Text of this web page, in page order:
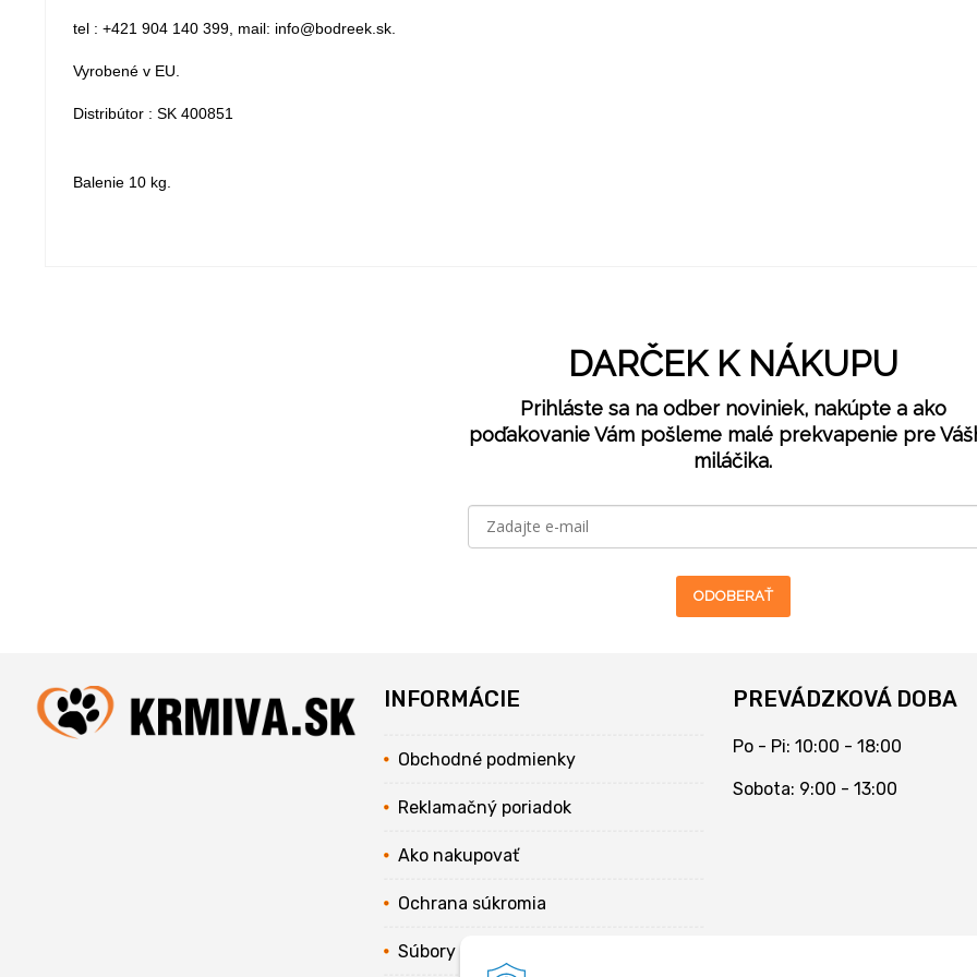
tel : +421 904 140 399, mail: info@bodreek.sk.
Vyrobené v EU.
Distribútor : SK 400851
Balenie 10 kg.
DARČEK K NÁKUPU
Prihláste sa na odber noviniek, nakúpte a ako
poďakovanie Vám pošleme malé prekvapenie pre
miláčika.
ODOBERAŤ
INFORMÁCIE
Obchodné podmienky
Reklamačný poriadok
Ako nakupovať
Ochrana súkromia
Súbory cookies
PREVÁDZKOVÁ DOBA
Po - Pi: 10:00 - 18:00
Sobota: 9:00 - 13:00